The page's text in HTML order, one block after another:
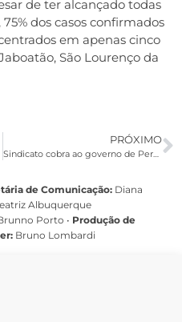
de ter alcançado todas
dos casos confirmados
em apenas cinco
São Lourenço da
PRÓXIMO
Sindicato cobra ao governo de Pernambuco que considere categoria bancária exceção no rodízio de veículos
de Comunicação: Diana
Albuquerque
Porto • Produção de
Bruno Lombardi